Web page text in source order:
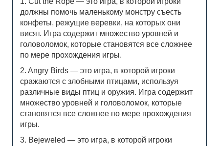
должны помочь маленькому монстру съесть
конфеты, режущие веревки, на которых они
висят. Игра содержит множество уровней и
головоломок, которые становятся все сложнее
по мере прохождения игры.
2. Angry Birds — это игра, в которой игроки
сражаются с злобными птицами, используя
различные виды птиц и оружия. Игра содержит
множество уровней и головоломок, которые
становятся все сложнее по мере прохождения
игры.
3. Bejeweled — это игра, в которой игроки